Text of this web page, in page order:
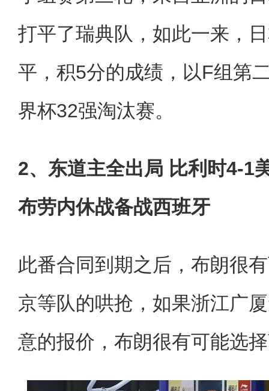
打平了瑞典队，如此一来，
平，积5分的成绩，以F组第
界杯32强淘汰赛。
2、东道主全出局 比利时4-1
布劳内休战备战西班牙
此番合同到期之后，布朗很
京等队的哄抢，如果浙江广
意的报价，布朗很有可能选